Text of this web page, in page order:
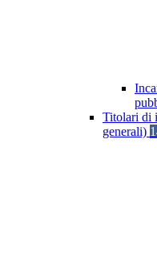
Titolari di
generali)